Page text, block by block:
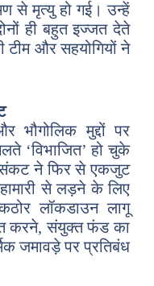
से मृत्यु हो गई। उन्हें
ही बहुत इज्जत देते
टीम और सहयोगियों ने
भौगोलिक मुद्दों पर
‘विभाजित’ हो चुके
संकट ने फिर से एकजुट
से लड़ने के लिए
कठोर लॉकडाउन लागू
करने, संयुक्त फंड का
जमावड़े पर प्रतिबंध